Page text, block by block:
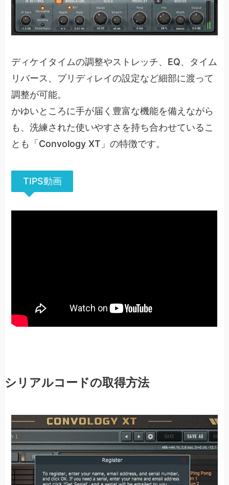
ディケイタイムの調整やストレッチ、EQ、タイム
リバース、プリディレイの設定など細部に渡って
調整が可能。
かゆいところに手が届く豊富な機能を備えながら
も、洗練された使いやすさを持ち合わせているこ
とも「Convology XT」の特徴です。
TIPS動画
シリアルコードの取得方法